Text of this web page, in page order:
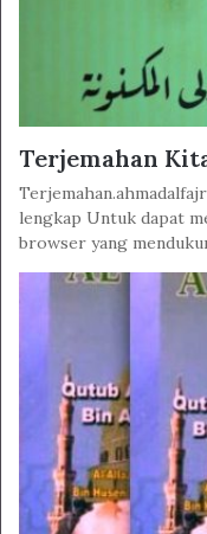
Terjemahan
lengkap Untuk dapat
browser yang